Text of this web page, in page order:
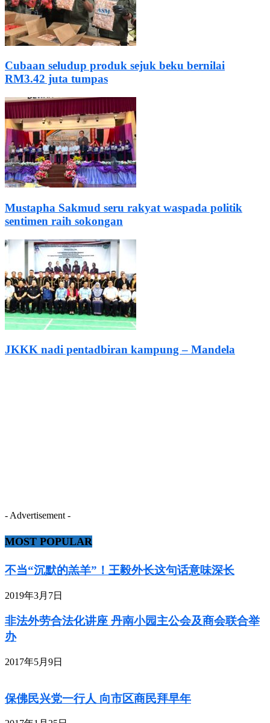
Cubaan seludup produk sejuk beku bernilai
RM3.42 juta tumpas
Mustapha Sakmud seru rakyat waspada politik
sentimen raih sokongan
JKKK nadi pentadbiran kampung – Mandela
- Advertisement -
MOST POPULAR
不当“沉默的羔羊”！王毅外长这句话意味深长
2019年3月7日
非法外劳合法化讲座 丹南小园主公会及商会联合举
办
2017年5月9日
保佛民兴党一行人 向市区商民拜早年